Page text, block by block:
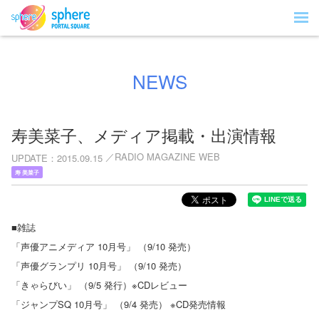
NEWS
寿美菜子、メディア掲載・出演情報
UPDATE 2015.09.15 RADIO MAGAZINE WEB
寿 美菜子
■雑誌
「声優アニメディア 10月号」 （9/10 発売）
「声優グランプリ 10月号」 （9/10 発売）
「きゃらびい」 （9/5 発行）※CDレビュー
「ジャンプSQ 10月号」 （9/4 発売） ※CD発売情報